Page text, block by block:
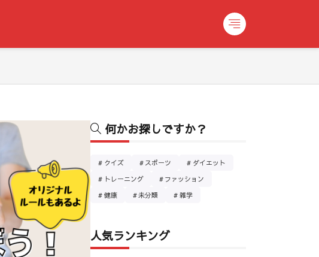
何かお探しですか？
クイズ スポーツ
ダイエット
トレーニング
ファッション
健康
未分類 雑学
人気ランキング